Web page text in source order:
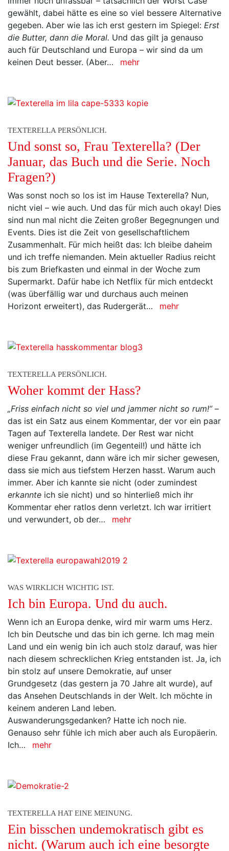
gewählt, dabei hätte es eine so viel bessere Alternative
gegeben. Aber wie las ich erst gestern im Spiegel: Erst
die Butter, dann die Moral. Und das gilt ja genauso
auch für Deutschland und Europa – wir sind da um
keinen Deut besser. (Aber…
mehr
TEXTERELLA PERSÖNLICH.
Und sonst so, Frau Texterella? (Der
Januar, das Buch und die Serie. Noch
Fragen?)
Was sonst noch so los ist im Hause Texterella? Nun,
nicht viel – wie auch. Und das für mich auch okay! Dies
sind nun mal nicht die Zeiten großer Begegnungen und
Events. Dies ist die Zeit von gesellschaftlichem
Zusammenhalt. Für mich heißt das: Ich bleibe daheim
und ich treffe niemanden. Mein aktueller Radius reicht
bis zum Briefkasten und einmal in der Woche zum
Supermarkt. Dafür habe ich Netflix für mich entdeckt
(was überfällig war und durchaus auch meinen
Horizont erweitert), das Rudergerät…
mehr
TEXTERELLA PERSÖNLICH.
Woher kommt der Hass?
„Friss einfach nicht so viel und jammer nicht so rum!“–
das ist ein Satz aus einem Kommentar, der vor ein paar
Tagen auf Texterella landete. Der Rest war nicht
weniger unfreundlich (im Gegenteil!) und hätte ich
diese Frau gekannt, dann wäre ich mir sicher gewesen,
dass sie mich aus tiefstem Herzen hasst. Warum auch
immer. Aber ich kannte sie nicht (oder zumindest
erkannte ich sie nicht) und so hinterließ mich ihr
Kommentar eher ratlos denn verletzt. Ich war irritiert
und verwundert, ob der…
mehr
WAS WIRKLICH WICHTIG IST.
Ich bin Europa. Und du auch.
Wenn ich an Europa denke, wird mir warm ums Herz.
Ich bin Deutsche und das bin ich gerne. Ich mag mein
Land und ein wenig bin ich auch stolz darauf, was hier
nach diesem schrecklichen Krieg entstanden ist. Ja, ich
bin stolz auf unsere Demokratie, auf unser
Grundgesetz (das gestern ja 70 Jahre alt wurde), auf
das Ansehen Deutschlands in der Welt. Ich möchte in
keinem anderen Land leben.
Auswanderungsgedanken? Hatte ich noch nie.
Genauso sehr fühle ich mich aber auch als Europäerin.
Ich…
mehr
TEXTERELLA HAT EINE MEINUNG.
Ein bisschen undemokratisch gibt es
nicht. (Warum auch ich eine besorgte